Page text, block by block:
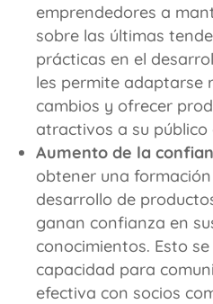
emprendedores a
sobre las últimas
prácticas en el
les permite adaptarse
cambios y ofrecer
atractivos a su público
Aumento de la
obtener una
desarrollo de
ganan confianza en
conocimientos. Esto
capacidad para
efectiva con socios